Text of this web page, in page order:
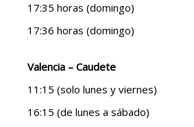
17:35 horas (domingo)
17:36 horas (domingo)
Valencia – Caudete
11:15 (solo lunes y viernes)
16:15 (de lunes a sábado)